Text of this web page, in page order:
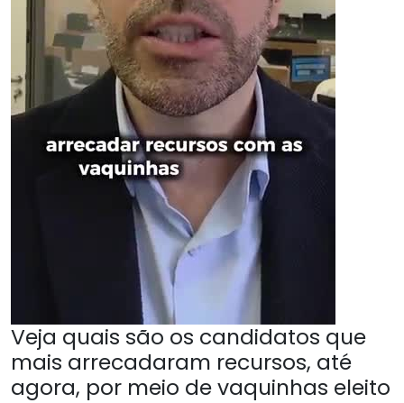
Veja quais são os candidatos que
mais arrecadaram recursos, até
agora, por meio de vaquinhas eleito